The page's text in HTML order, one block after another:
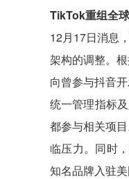
TikTok重组全
12月17日消息
架构的调整。
向曾参与抖音
统一管理指标
都参与相关项
临压力。同时
知名品牌入驻